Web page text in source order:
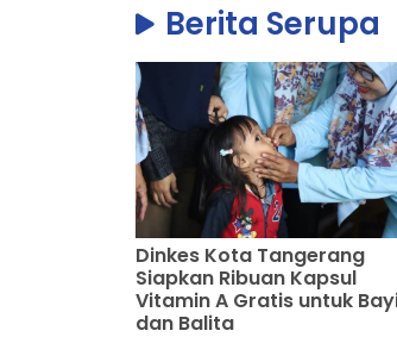
Berita Serupa
Dinkes Kota Tangerang
Siapkan Ribuan Kapsul
Vitamin A Gratis untuk
dan Balita